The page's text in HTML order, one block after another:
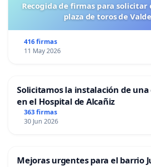
Recogida de firmas para solicitar
plaza de toros de
416 firmas
11 May 2026
Solicitamos la instalación de
en el Hospital de Alcañiz
363 firmas
30 Jun 2026
Mejoras urgentes para el barrio